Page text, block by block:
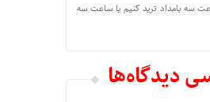
سه بامداد ترید کنیم یا ساعت سه
دیدگاه‌ها